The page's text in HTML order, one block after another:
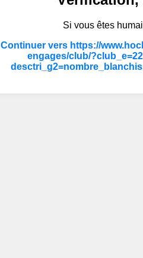
Si vous êtes
Continuer vers https://
engages/club/